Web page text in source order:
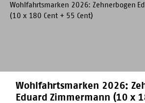
Wohlfahrtsmarken 2026:
Eduard Zimmermann (10 x
(10
Cent)